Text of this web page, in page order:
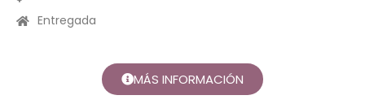
Entregada
MÁS INFORMACIÓN